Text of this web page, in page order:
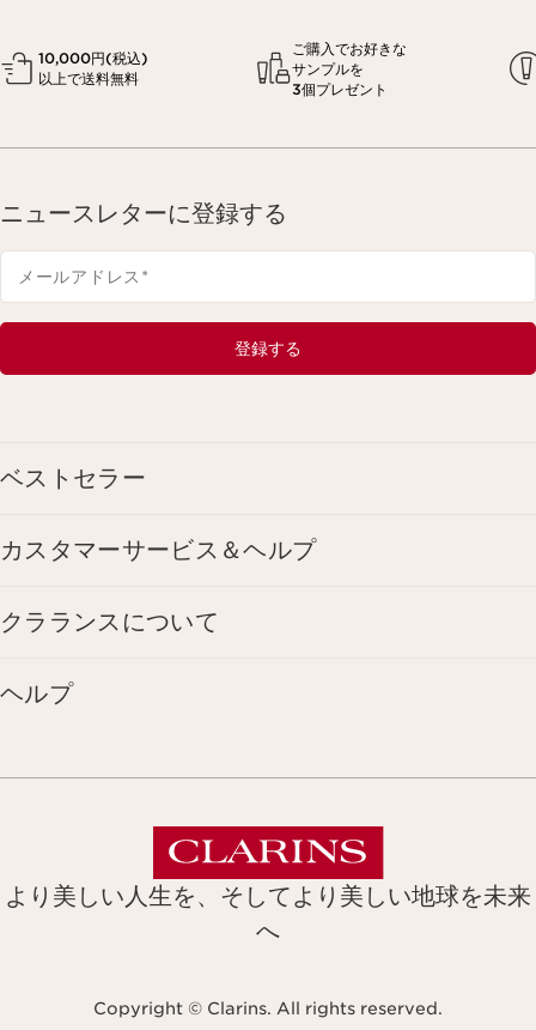
10,000円(税込)
以上で送料無料
ご購入でお好きな
サンプルを
3個プレゼント
ニュースレターに登録する
メールアドレス *
登録する
ベストセラー
カスタマーサービス＆ヘルプ
クラランスについて
ヘルプ
より美しい人生を、そしてより美しい地球を未来
へ
Copyright © Clarins. All rights reserved.